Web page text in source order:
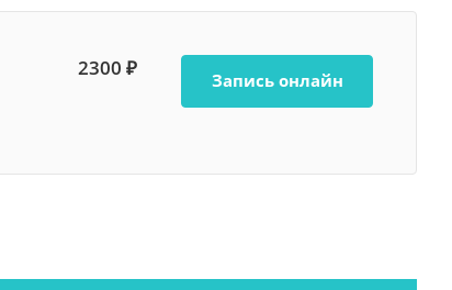
2300 ₽ Запись онлайн